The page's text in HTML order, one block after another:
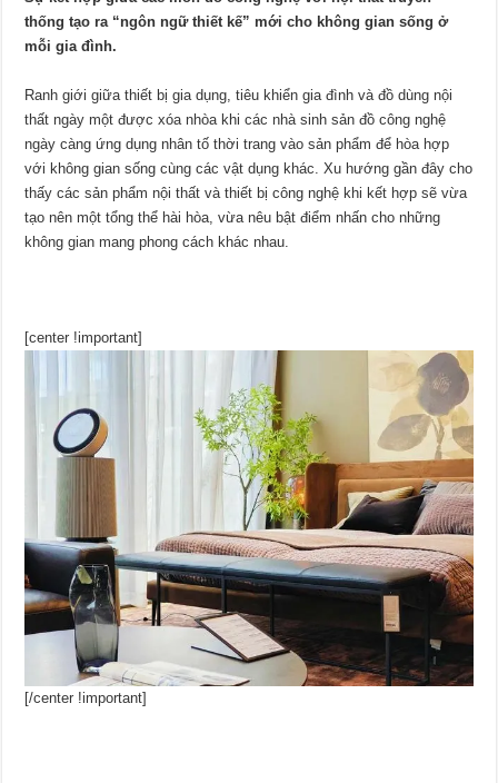
thống tạo ra “ngôn ngữ thiết kế” mới cho không gian sống ở
mỗi gia đình.
Ranh giới giữa thiết bị gia dụng, tiêu khiển gia đình và đồ dùng nội
thất ngày một được xóa nhòa khi các nhà sinh sản đồ công nghệ
ngày càng ứng dụng nhân tố thời trang vào sản phẩm để hòa hợp
với không gian sống cùng các vật dụng khác. Xu hướng gần đây cho
thấy các sản phẩm nội thất và thiết bị công nghệ khi kết hợp sẽ vừa
tạo nên một tổng thể hài hòa, vừa nêu bật điểm nhấn cho những
không gian mang phong cách khác nhau.
[center !important]
[/center !important]